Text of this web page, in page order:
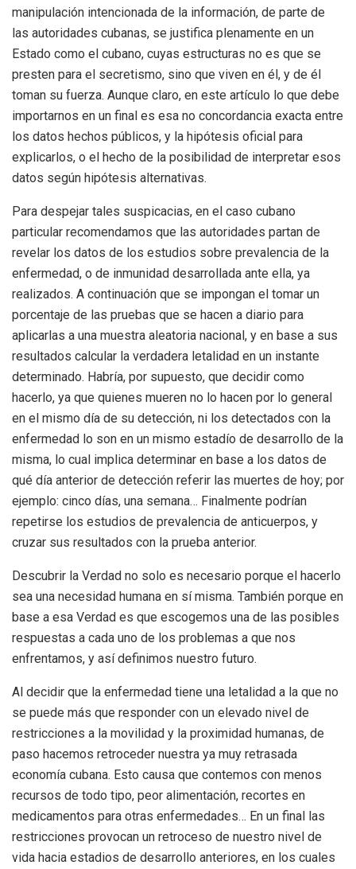
manipulación intencionada de la información, de parte de
las autoridades cubanas, se justifica plenamente en un
Estado como el cubano, cuyas estructuras no es que se
presten para el secretismo, sino que viven en él, y de él
toman su fuerza. Aunque claro, en este artículo lo que debe
importarnos en un final es esa no concordancia exacta entre
los datos hechos públicos, y la hipótesis oficial para
explicarlos, o el hecho de la posibilidad de interpretar esos
datos según hipótesis alternativas.
Para despejar tales suspicacias, en el caso cubano
particular recomendamos que las autoridades partan de
revelar los datos de los estudios sobre prevalencia de la
enfermedad, o de inmunidad desarrollada ante ella, ya
realizados. A continuación que se impongan el tomar un
porcentaje de las pruebas que se hacen a diario para
aplicarlas a una muestra aleatoria nacional, y en base a sus
resultados calcular la verdadera letalidad en un instante
determinado. Habría, por supuesto, que decidir como
hacerlo, ya que quienes mueren no lo hacen por lo general
en el mismo día de su detección, ni los detectados con la
enfermedad lo son en un mismo estadío de desarrollo de la
misma, lo cual implica determinar en base a los datos de
qué día anterior de detección referir las muertes de hoy; por
ejemplo: cinco días, una semana… Finalmente podrían
repetirse los estudios de prevalencia de anticuerpos, y
cruzar sus resultados con la prueba anterior.
Descubrir la Verdad no solo es necesario porque el hacerlo
sea una necesidad humana en sí misma. También porque en
base a esa Verdad es que escogemos una de las posibles
respuestas a cada uno de los problemas a que nos
enfrentamos, y así definimos nuestro futuro.
Al decidir que la enfermedad tiene una letalidad a la que no
se puede más que responder con un elevado nivel de
restricciones a la movilidad y la proximidad humanas, de
paso hacemos retroceder nuestra ya muy retrasada
economía cubana. Esto causa que contemos con menos
recursos de todo tipo, peor alimentación, recortes en
medicamentos para otras enfermedades… En un final las
restricciones provocan un retroceso de nuestro nivel de
vida hacia estadios de desarrollo anteriores, en los cuales